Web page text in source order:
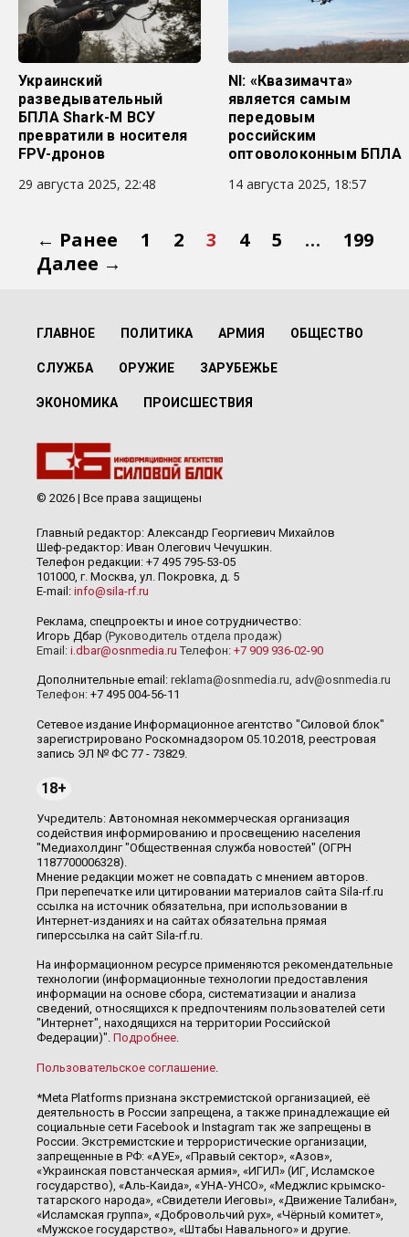
Украинский
разведывательный
БПЛА Shark-M ВСУ
превратили в носителя
FPV-дронов
29 августа 2025, 22:48
NI: «Квазимачта»
является самым
передовым
российским
оптоволоконным БПЛА
14 августа 2025, 18:57
← Ранее 1 2 3 4 5 …
199
Далее →
ГЛАВНОЕ ПОЛИТИКА АРМИЯ ОБЩЕСТВО
СЛУЖБА ОРУЖИЕ ЗАРУБЕЖЬЕ
ЭКОНОМИКА ПРОИСШЕСТВИЯ
© 2026 | Все права защищены
Главный редактор: Александр Георгиевич Михайлов
Шеф-редактор: Иван Олегович Чечушкин.
Телефон редакции: +7 495 795-53-05
101000, г. Москва, ул. Покровка, д. 5
E-mail: info@sila-rf.ru
Реклама, спецпроекты и иное сотрудничество:
Игорь Дбар (Руководитель отдела продаж)
Email: i.dbar@osnmedia.ru Телефон: +7 909 936-02-90
Дополнительные email: reklama@osnmedia.ru, adv@osnmedia.ru
Телефон: +7 495 004-56-11
Сетевое издание Информационное агентство "Силовой блок"
зарегистрировано Роскомнадзором 05.10.2018, реестровая
запись ЭЛ № ФС 77 - 73829.
18+
Учредитель: Автономная некоммерческая организация
содействия информированию и просвещению населения
"Медиахолдинг "Общественная служба новостей" (ОГРН
1187700006328).
Мнение редакции может не совпадать с мнением авторов.
При перепечатке или цитировании материалов сайта Sila-rf.ru
ссылка на источник обязательна, при использовании в
Интернет-изданиях и на сайтах обязательна прямая
гиперссылка на сайт Sila-rf.ru.
На информационном ресурсе применяются рекомендательные
технологии (информационные технологии предоставления
информации на основе сбора, систематизации и анализа
сведений, относящихся к предпочтениям пользователей сети
"Интернет", находящихся на территории Российской
Федерации)". Подробнее.
Пользовательское соглашение.
*Meta Platforms признана экстремистской организацией, её
деятельность в России запрещена, а также принадлежащие ей
социальные сети Facebook и Instagram так же запрещены в
России. Экстремистские и террористические организации,
запрещенные в РФ: «АУЕ», «Правый сектор», «Азов»,
«Украинская повстанческая армия», «ИГИЛ» (ИГ, Исламское
государство), «Аль-Каида», «УНА-УНСО», «Меджлис крымско-
татарского народа», «Свидетели Иеговы», «Движение Талибан»,
«Исламская группа», «Добровольчий рух», «Чёрный комитет»,
«Мужское государство», «Штабы Навального» и другие.